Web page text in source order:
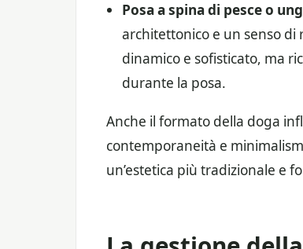
Posa a spina di pesce o
architettonico e un senso di
dinamico e sofisticato, ma
durante la posa.
Anche il formato della doga
contemporaneità e
un’estetica più tradizionale e